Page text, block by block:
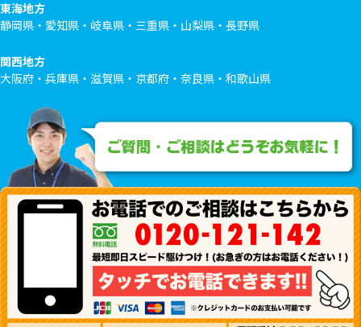
東海地方
静岡県・愛知県・岐阜県・三重県・山梨県・長野県
関西地方
大阪府・兵庫県・滋賀県・京都府・奈良県・和歌山県